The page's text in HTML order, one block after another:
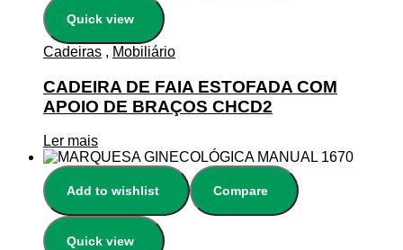
Quick view
Cadeiras , Mobiliário
CADEIRA DE FAIA ESTOFADA COM
APOIO DE BRAÇOS CHCD2
Ler mais
Add to wishlist Compare
Quick view